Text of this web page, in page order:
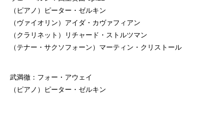
（ピアノ）ピーター・ゼルキン
（ヴァイオリン）アイダ・カヴァフィアン
（クラリネット）リチャード・ストルツマン
（テナー・サクソフォーン）マーティン・クリストール
武満徹：フォー・アウェイ
（ピアノ）ピーター・ゼルキン